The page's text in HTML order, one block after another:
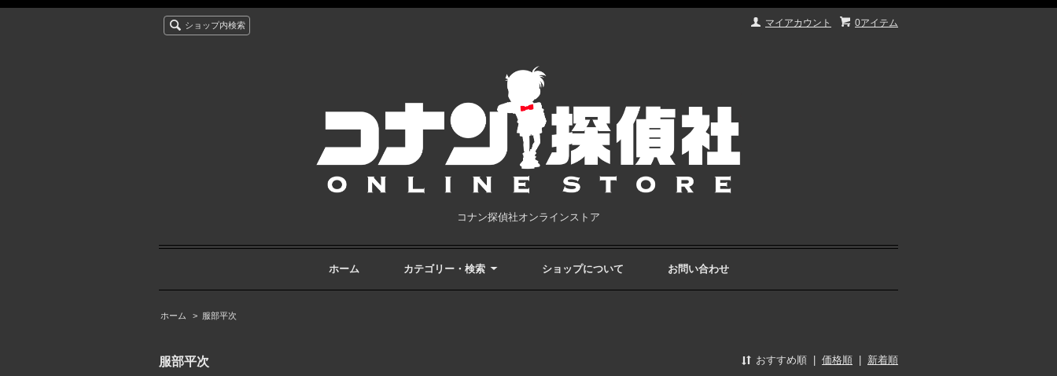
0アイテム
マイアカウント
ショップ内検索
コナン探偵社オンラインストア
ホーム カテゴリー・検索 ショップについて お問い合わせ
ホーム > 服部平次
服部平次 おすすめ順 | 価格順 | 新着順